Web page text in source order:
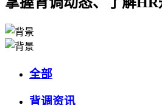
全部
背调资讯